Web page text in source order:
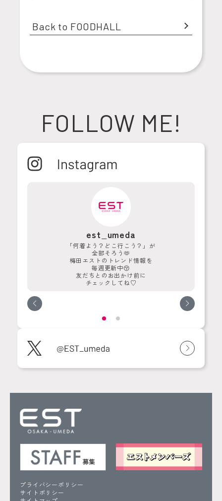
Back to FOODHALL
FOLLOW ME!
est_umeda
「何着よう？どこ行こう？」が
全部そろう🫶
梅田エストのトレンド情報を
毎週更新中😚
友だちとのお出かけ前に
チェックしてね♡
プライバシーポリシー
サイトポリシー